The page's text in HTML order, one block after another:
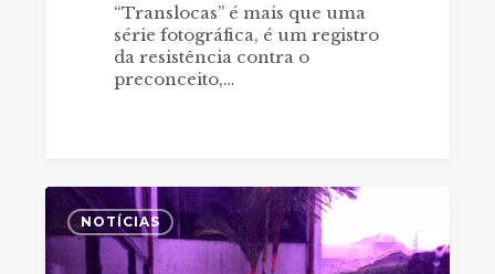
“Translocas” é mais que uma
série fotográfica, é um registro
da resistência contra o
preconceito,…
Exposição
marca
36
anos
NOTÍCIAS
0